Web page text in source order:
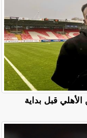
رحيل 8 لاعبين من الأهلي قبل بداية